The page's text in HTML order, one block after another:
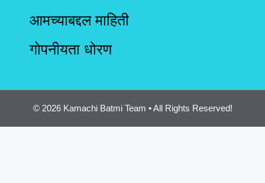
आमच्याबद्दल माहिती
गोपनीयता धोरण
© 2026 Kamachi Batmi Team • All Rights Reserved!